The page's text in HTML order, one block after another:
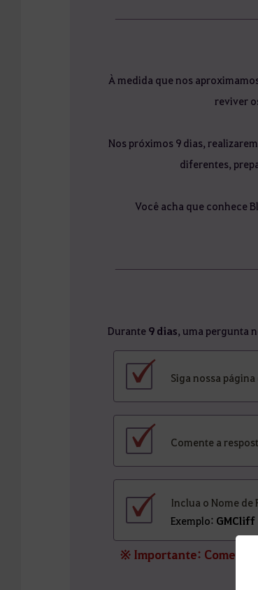
À medida que nos
reviver
Nos próximos 9 dias,
diferentes,
Você acha que conhece
Durante 9 dias, uma pergunta
Siga nossa
Comente a
Inclua o Nome
Exemplo: GMCliff
※ Importante: